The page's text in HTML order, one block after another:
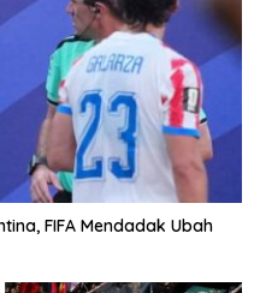
FIFA Mendadak Ubah